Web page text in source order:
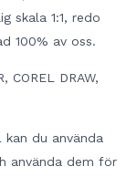
skala 1:1, redo
100% av oss.
COREL DRAW,
kan du använda
använda dem för